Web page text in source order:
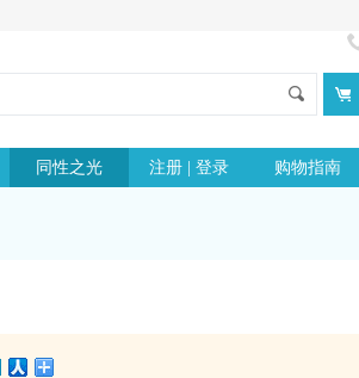
同性之光 注册 | 登录 购物指南